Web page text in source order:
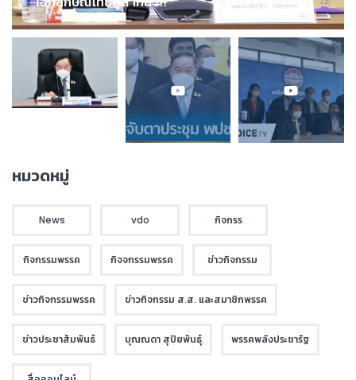
หมวดหมู่
News vdo กิจกรร
กิจกรรมพรรค กิจจกรรมพรรค ข่าวกิจกรรม
ข่าวกิจกรรมพรรค ข่าวกิจกรรม ส.ส. และสมาชิกพรรค
ข่าวประชาสัมพันธ์ บุณณดา สุปิยพันธุ์ พรรคพลังประชารัฐ